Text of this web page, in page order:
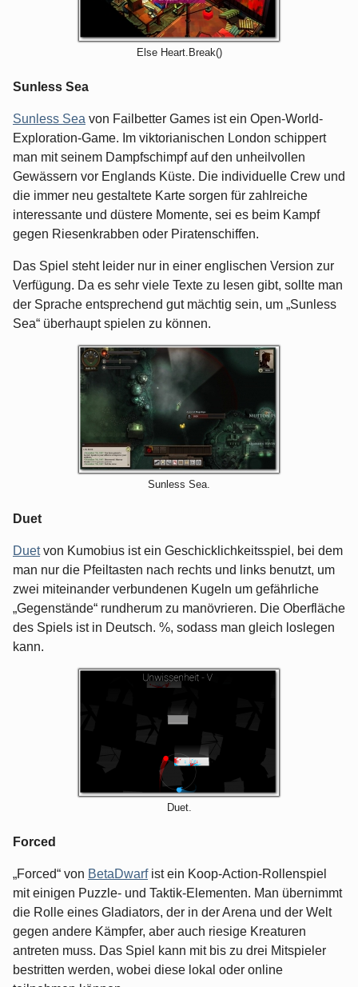
Else Heart.Break()
Sunless Sea
Sunless Sea von Failbetter Games ist ein Open-World-
Exploration-Game. Im viktorianischen London schippert
man mit seinem Dampfschimpf auf den unheilvollen
Gewässern vor Englands Küste. Die individuelle Crew und
die immer neu gestaltete Karte sorgen für zahlreiche
interessante und düstere Momente, sei es beim Kampf
gegen Riesenkrabben oder Piratenschiffen.
Das Spiel steht leider nur in einer englischen Version zur
Verfügung. Da es sehr viele Texte zu lesen gibt, sollte man
der Sprache entsprechend gut mächtig sein, um „Sunless
Sea“ überhaupt spielen zu können.
Sunless Sea.
Duet
Duetvon Kumobius ist ein Geschicklichkeitsspiel, bei dem
man nur die Pfeiltasten nach rechts und links benutzt, um
zwei miteinander verbundenen Kugeln um gefährliche
„Gegenstände“ rundherum zu manövrieren. Die Oberfläche
des Spiels ist in Deutsch. %, sodass man gleich loslegen
kann.
Duet.
Forced
„Forced“ von BetaDwarfist ein Koop-Action-Rollenspiel
mit einigen Puzzle- und Taktik-Elementen. Man übernimmt
die Rolle eines Gladiators, der in der Arena und der Welt
gegen andere Kämpfer, aber auch riesige Kreaturen
antreten muss. Das Spiel kann mit bis zu drei Mitspieler
bestritten werden, wobei diese lokal oder online